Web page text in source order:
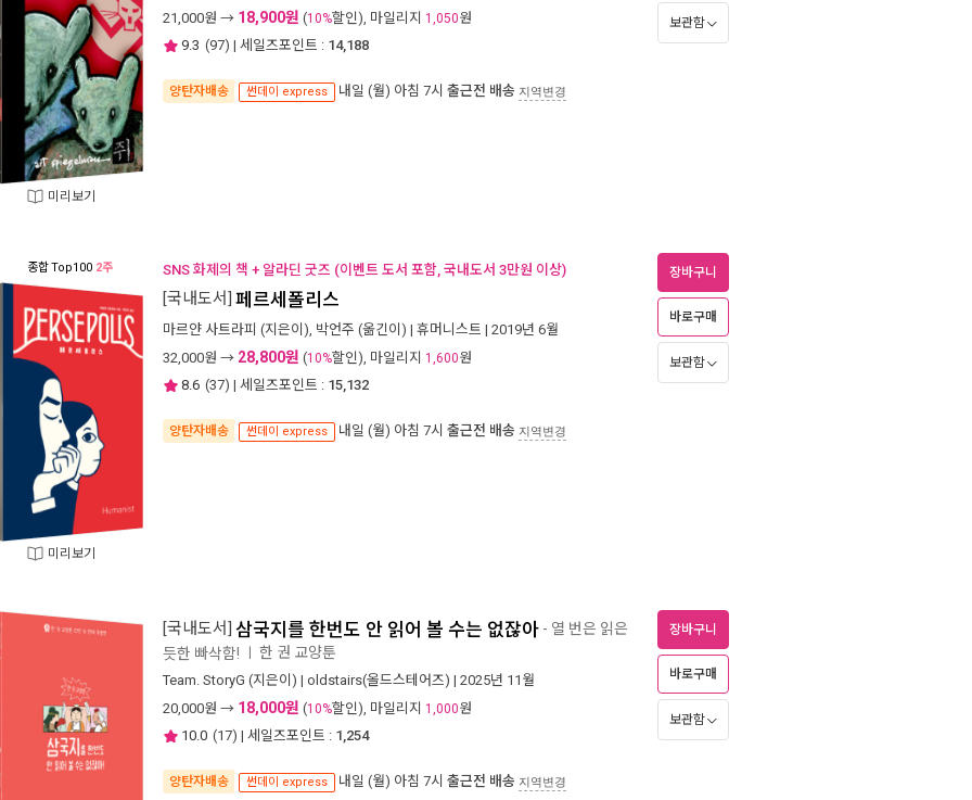
미리보기
21,000원 → 18,900원 (10%할인), 마일리지 1,050원
9.3 (97) | 세일즈포인트 : 14,188
양탄자배송 썬데이 express 내일 (월) 아침 7시 출근전 배송 지역변경
보관함
종합Top100 2주
미리보기
SNS 화제의 책 + 알라딘 굿즈 (이벤트 도서 포함, 국내도서 3만원 이상)
[국내도서] 페르세폴리스
마르얀 사트라피 (지은이), 박언주 (옮긴이) | 휴머니스트 | 2019년 6월
32,000원 → 28,800원 (10%할인), 마일리지 1,600원
8.6 (37) | 세일즈포인트 : 15,132
양탄자배송 썬데이 express 내일 (월) 아침 7시 출근전 배송 지역변경
장바구니
바로구매
보관함
[국내도서] 삼국지를 한번도 안 읽어 볼 수는 없잖아 - 열 번은 읽은
듯한 빠삭함! 한 권 교양툰
Team. StoryG (지은이) | oldstairs(올드스테어즈) | 2025년 11월
20,000원 → 18,000원 (10%할인), 마일리지 1,000원
10.0 (17) | 세일즈포인트 : 1,254
양탄자배송 썬데이 express 내일 (월) 아침 7시 출근전 배송 지역변경
장바구니
바로구매
보관함